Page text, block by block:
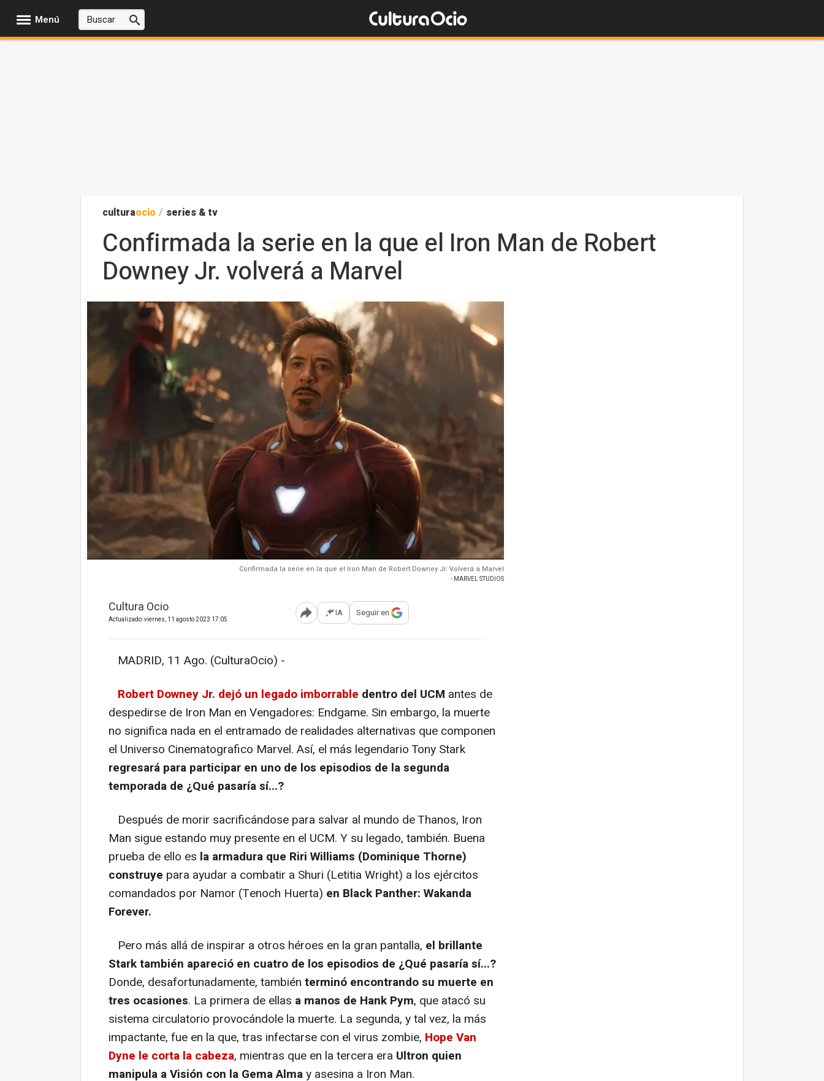
Menú
culturaocio / series & tv
Confirmada la serie en la que el Iron Man de Robert
Downey Jr. volverá a Marvel
Confirmada la serie en la que el Iron Man de Robert Downey Jr. Volverá a Marvel
- MARVEL STUDIOS
Cultura Ocio
Actualizado: viernes, 11 agosto 2023 17:05 Abrir opciones para compartir
IA Seguir en
MADRID, 11 Ago. (CulturaOcio) -
Robert Downey Jr. dejó un legado imborrable dentro del UCM antes de
despedirse de Iron Man en Vengadores: Endgame. Sin embargo, la muerte
no significa nada en el entramado de realidades alternativas que componen
el Universo Cinematografico Marvel. Así, el más legendario Tony Stark
regresará para participar en uno de los episodios de la segunda
temporada de ¿Qué pasaría sí...?
Después de morir sacrificándose para salvar al mundo de Thanos, Iron
Man sigue estando muy presente en el UCM. Y su legado, también. Buena
prueba de ello es la armadura que Riri Williams (Dominique Thorne)
construye para ayudar a combatir a Shuri (Letitia Wright) a los ejércitos
comandados por Namor (Tenoch Huerta) en Black Panther: Wakanda
Forever.
Pero más allá de inspirar a otros héroes en la gran pantalla, el brillante
Stark también apareció en cuatro de los episodios de ¿Qué pasaría sí...?
Donde, desafortunadamente, también terminó encontrando su muerte en
tres ocasiones. La primera de ellas a manos de Hank Pym, que atacó su
sistema circulatorio provocándole la muerte. La segunda, y tal vez, la más
impactante, fue en la que, tras infectarse con el virus zombie, Hope Van
Dyne le corta la cabeza, mientras que en la tercera era Ultron quien
manipula a Visión con la Gema Almay asesina a Iron Man.